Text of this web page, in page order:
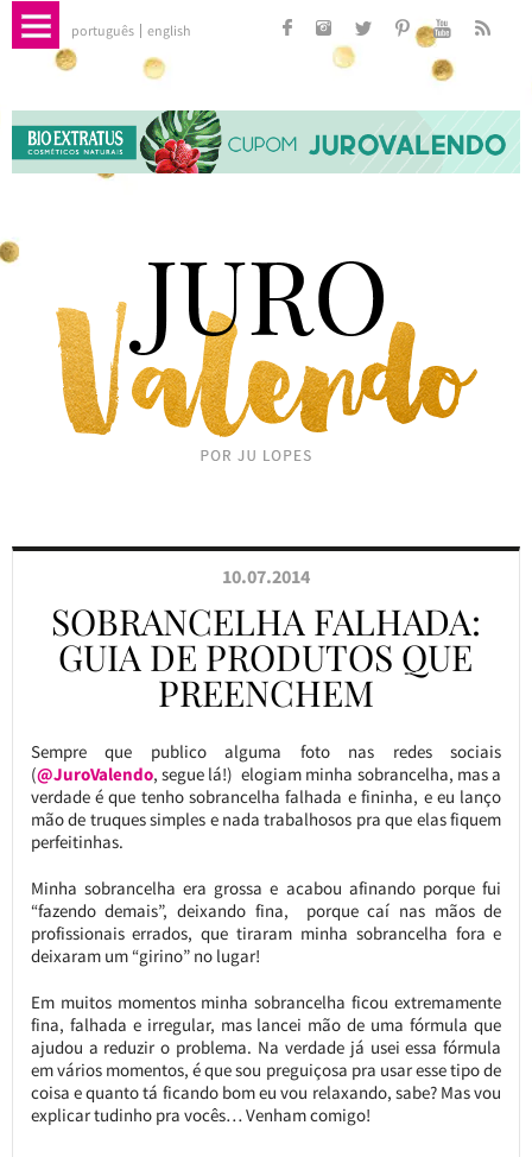
português english
10.07.2014
SOBRANCELHA FALHADA:
GUIA DE PRODUTOS QUE
PREENCHEM
Sempre que publico alguma foto nas redes sociais
(@JuroValendo, segue lá!) elogiam minha sobrancelha, mas a
verdade é que tenho sobrancelha falhada e fininha, e eu lanço
mão de truques simples e nada trabalhosos pra que elas fiquem
perfeitinhas.
Minha sobrancelha era grossa e acabou afinando porque fui
“fazendo demais”, deixando fina, porque caí nas mãos de
profissionais errados, que tiraram minha sobrancelha fora e
deixaram um “girino” no lugar!
Em muitos momentos minha sobrancelha ficou extremamente
fina, falhada e irregular, mas lancei mão de uma fórmula que
ajudou a reduzir o problema. Na verdade já usei essa fórmula
em vários momentos, é que sou preguiçosa pra usar esse tipo de
coisa e quanto tá ficando bom eu vou relaxando, sabe? Mas vou
explicar tudinho pra vocês… Venham comigo!